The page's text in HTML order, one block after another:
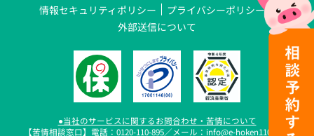
情報セキュリティポリシー
プライバシーポリシー
外部送信について
●当社のサービスに関するお問合わせ・苦情について
【苦情相談窓口】電話：0120-110-895／メール：info@e-hoken110.com